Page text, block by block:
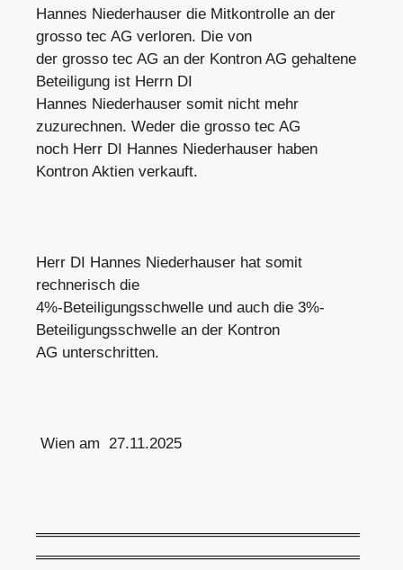
Hannes Niederhauser die Mitkontrolle an der
grosso tec AG verloren. Die von
der grosso tec AG an der Kontron AG gehaltene
Beteiligung ist Herrn DI
Hannes Niederhauser somit nicht mehr
zuzurechnen. Weder die grosso tec AG
noch Herr DI Hannes Niederhauser haben
Kontron Aktien verkauft.
Herr DI Hannes Niederhauser hat somit
rechnerisch die
4%-Beteiligungsschwelle und auch die 3%-
Beteiligungsschwelle an der Kontron
AG unterschritten.
Wien am 27.11.2025
══════════════════════════════
══════════════════════════════